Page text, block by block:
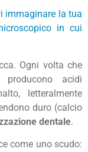
immaginare la tua
in cui
Ogni volta che
acidi
letteralmente
duro (calcio
dentale.
come uno scudo: